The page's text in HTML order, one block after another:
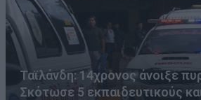
Ταϊλάνδη: 14χρονος άνοιξε
Σκότωσε 5 εκπαιδευτικούς